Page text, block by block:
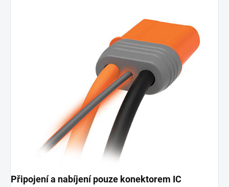
Připojení a nabíjení pouze konektorem IC